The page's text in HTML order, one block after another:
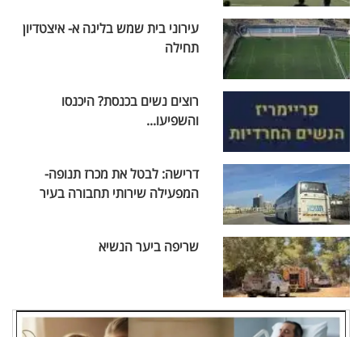
עירוני בית שמש בליגה א- איצטדיון
תחילה
רוצים נשים בכנסת? היכנסו
והשפיעו...
דרישה: לבטל את מכרז תנופה-
המפעילה שירותי תחבורה בעיר
שריפה ביער הנשיא